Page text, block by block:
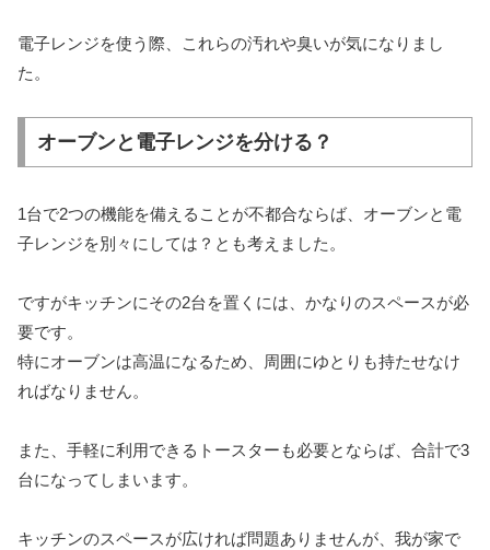
電子レンジを使う際、これらの汚れや臭いが気になりまし
た。
オーブンと電子レンジを分ける？
1台で2つの機能を備えることが不都合ならば、オーブンと電
子レンジを別々にしては？とも考えました。
ですがキッチンにその2台を置くには、かなりのスペースが必
要です。
特にオーブンは高温になるため、周囲にゆとりも持たせなけ
ればなりません。
また、手軽に利用できるトースターも必要とならば、合計で3
台になってしまいます。
キッチンのスペースが広ければ問題ありませんが、我が家で